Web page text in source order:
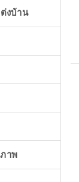
งบ้าน
าพ